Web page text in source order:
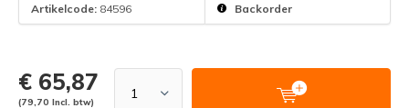
Artikelcode: 84596 Backorder
€ 65,87
(79,70 Incl. btw)